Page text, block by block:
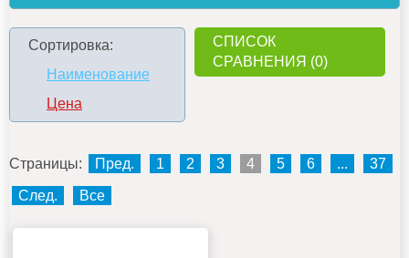
Сортировка:
Наименование
Цена
СПИСОК
СРАВНЕНИЯ (0)
Страницы: Пред. 1 2 3 4 5 6 ... 37
След. Все